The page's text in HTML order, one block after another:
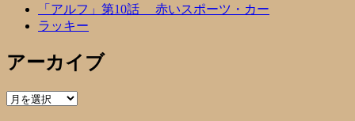
「アルフ」第10話 赤いスポーツ・カー
ラッキー
アーカイブ
ア